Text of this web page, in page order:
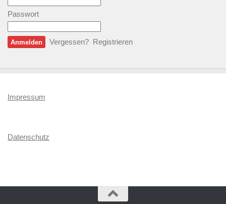
Passwort
Vergessen? Registrieren
Impressum
Datenschutz